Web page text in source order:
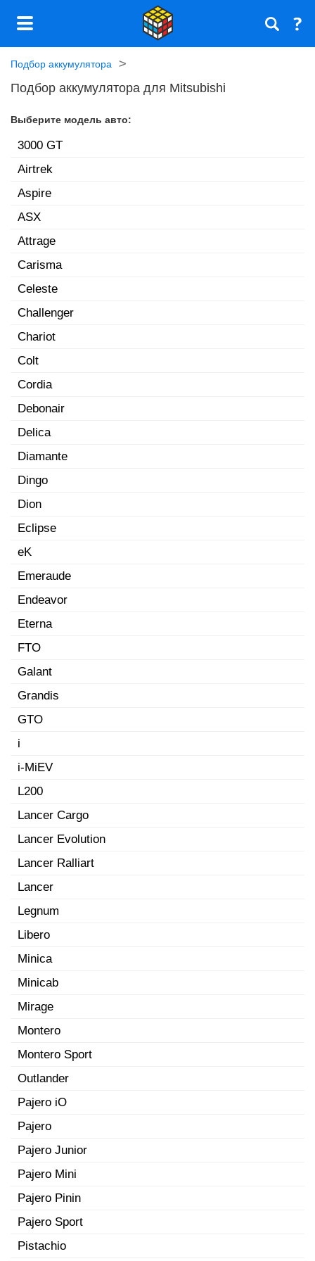
Подбор аккумулятора
Подбор аккумулятора для Mitsubishi
Выберите модель авто:
3000 GT
Airtrek
Aspire
ASX
Attrage
Carisma
Celeste
Challenger
Chariot
Colt
Cordia
Debonair
Delica
Diamante
Dingo
Dion
Eclipse
eK
Emeraude
Endeavor
Eterna
FTO
Galant
Grandis
GTO
i
i-MiEV
L200
Lancer Cargo
Lancer Evolution
Lancer Ralliart
Lancer
Legnum
Libero
Minica
Minicab
Mirage
Montero
Montero Sport
Outlander
Pajero iO
Pajero
Pajero Junior
Pajero Mini
Pajero Pinin
Pajero Sport
Pistachio